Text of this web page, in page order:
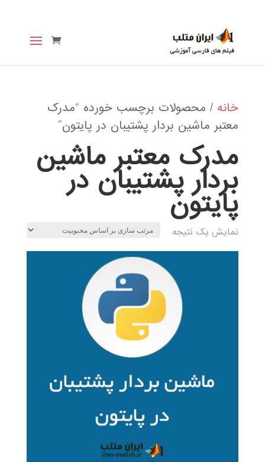
خانه / محصولات برچسب خورده “مدرک
معتبر ماشین بردار پشتیبان در پایتون”
مدرک معتبر ماشین
بردار پشتیبان در
پایتون
نمایش یک نتیجه